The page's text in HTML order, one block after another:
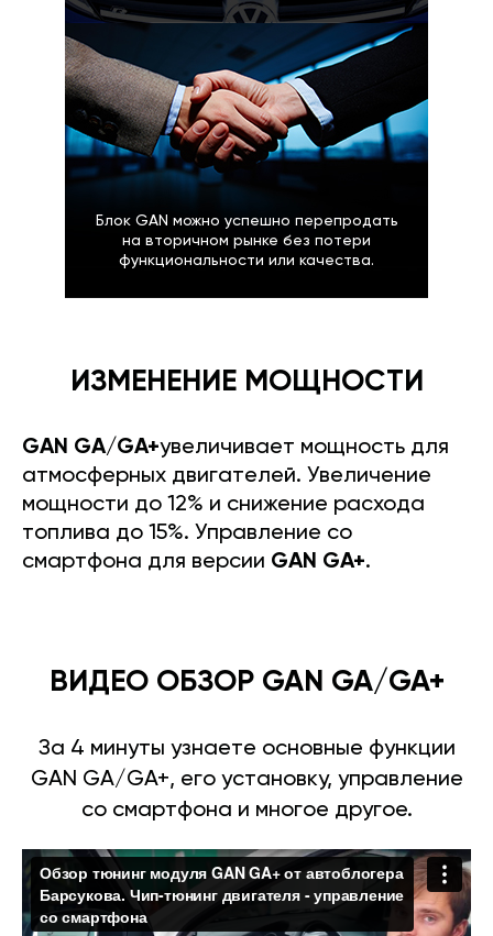
Блок GAN можно успешно перепродать
на вторичном рынке без потери
функциональности или качества.
ИЗМЕНЕНИЕ МОЩНОСТИ
GAN GA/GA+увеличивает мощность для
атмосферных двигателей. Увеличение
мощности до 12% и снижение расхода
топлива до 15%. Управление со
смартфона для версии GAN GA+.
ВИДЕО ОБЗОР GAN GA/GA+
За 4 минуты узнаете основные функции
GAN GA/GA+, его установку, управление
со смартфона и многое другое.